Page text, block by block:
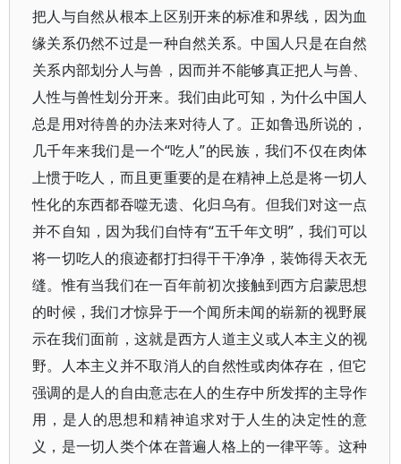
把人与自然从根本上区别开来的标准和界线，因为血
缘关系仍然不过是一种自然关系。中国人只是在自然
关系内部划分人与兽，因而并不能够真正把人与兽、
人性与兽性划分开来。我们由此可知，为什么中国人
总是用对待兽的办法来对待人了。正如鲁迅所说的，
几千年来我们是一个“吃人”的民族，我们不仅在肉体
上惯于吃人，而且更重要的是在精神上总是将一切人
性化的东西都吞噬无遗、化归乌有。但我们对这一点
并不自知，因为我们自恃有“五千年文明”，我们可以
将一切吃人的痕迹都打扫得干干净净，装饰得天衣无
缝。惟有当我们在一百年前初次接触到西方启蒙思想
的时候，我们才惊异于一个闻所未闻的崭新的视野展
示在我们面前，这就是西方人道主义或人本主义的视
野。人本主义并不取消人的自然性或肉体存在，但它
强调的是人的自由意志在人的生存中所发挥的主导作
用，是人的思想和精神追求对于人生的决定性的意
义，是一切人类个体在普遍人格上的一律平等。这种